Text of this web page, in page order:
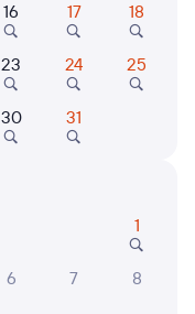
16 17 18
23 24 25
30 31
1
6 7 8